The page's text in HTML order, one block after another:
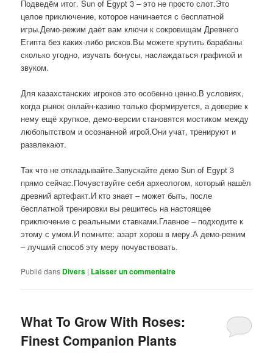
Подведём итог. Sun of Egypt 3 – это не просто слот.Это
целое приключение, которое начинается с бесплатной
игры.Демо-режим даёт вам ключи к сокровищам Древнего
Египта без каких-либо рисков.Вы можете крутить барабаны
сколько угодно, изучать бонусы, наслаждаться графикой и
звуком.
Для казахстанских игроков это особенно ценно.В условиях,
когда рынок онлайн-казино только формируется, а доверие к
нему ещё хрупкое, демо-версии становятся мостиком между
любопытством и осознанной игрой.Они учат, тренируют и
развлекают.
Так что не откладывайте.Запускайте демо Sun of Egypt 3
прямо сейчас.Почувствуйте себя археологом, который нашёл
древний артефакт.И кто знает – может быть, после
бесплатной тренировки вы решитесь на настоящее
приключение с реальными ставками.Главное – подходите к
этому с умом.И помните: азарт хорош в меру.А демо-режим
– лучший способ эту меру почувствовать.
Publié dans Divers | Laisser un commentaire
What To Grow With Roses:
Finest Companion Plants